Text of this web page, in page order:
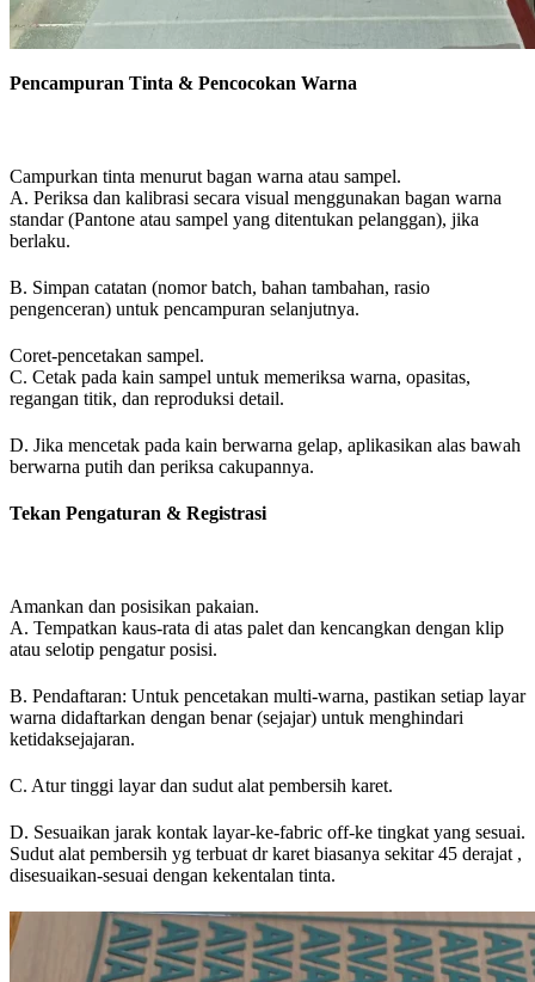
Pencampuran Tinta & Pencocokan Warna
Campurkan tinta menurut bagan warna atau sampel.
A. Periksa dan kalibrasi secara visual menggunakan bagan warna
standar (Pantone atau sampel yang ditentukan pelanggan), jika
berlaku.
B. Simpan catatan (nomor batch, bahan tambahan, rasio
pengenceran) untuk pencampuran selanjutnya.
Coret-pencetakan sampel.
C. Cetak pada kain sampel untuk memeriksa warna, opasitas,
regangan titik, dan reproduksi detail.
D. Jika mencetak pada kain berwarna gelap, aplikasikan alas bawah
berwarna putih dan periksa cakupannya.
Tekan Pengaturan & Registrasi
Amankan dan posisikan pakaian.
A. Tempatkan kaus-rata di atas palet dan kencangkan dengan klip
atau selotip pengatur posisi.
B. Pendaftaran: Untuk pencetakan multi-warna, pastikan setiap layar
warna didaftarkan dengan benar (sejajar) untuk menghindari
ketidaksejajaran.
C. Atur tinggi layar dan sudut alat pembersih karet.
D. Sesuaikan jarak kontak layar-ke-fabric off-ke tingkat yang sesuai.
Sudut alat pembersih yg terbuat dr karet biasanya sekitar 45 derajat ,
disesuaikan-sesuai dengan kekentalan tinta.